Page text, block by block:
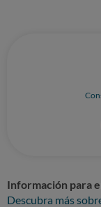
Información para
Descubra más